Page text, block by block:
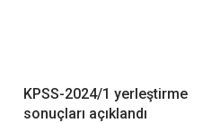
KPSS-2024/1 yerleştirme
sonuçları açıklandı